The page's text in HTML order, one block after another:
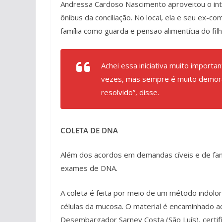
Andressa Cardoso Nascimento aproveitou o
ônibus da conciliação. No local, ela e seu ex-
família como guarda e pensão alimentícia do
Achei essa iniciativa muito
vezes, mas sempre é muito
resolvido”, disse.
COLETA DE DNA
Além dos acordos em demandas cíveis e de
exames de DNA.
A coleta é feita por meio de um método
células da mucosa. O material é encaminhado
Desembargador Sarney Costa (São Luís),